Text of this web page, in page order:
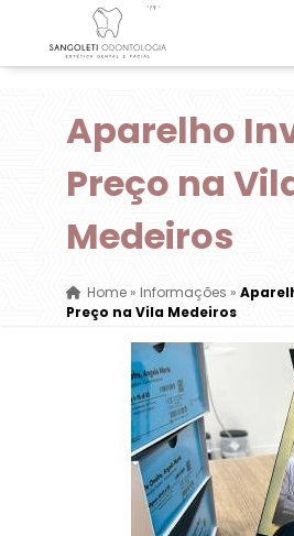
Aparelho
Preço na
Medeiros
Home» Informações »
Preço na Vila Medeiros